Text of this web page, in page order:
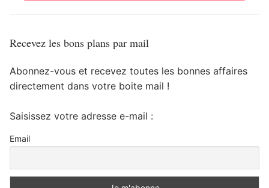
Recevez les bons plans par mail
Abonnez-vous et recevez toutes les bonnes affaires
directement dans votre boite mail !
Saisissez votre adresse e-mail :
Email